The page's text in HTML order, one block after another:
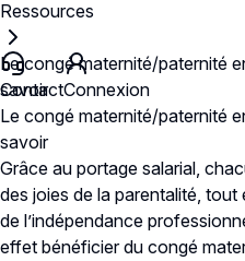
ContactConnexion
Ressources
Le congé maternité/paternité
savoir
Le congé maternité/paternité
savoir
Grâce au portage salarial,
des joies de la parentalité,
de l’indépendance
effet bénéficier du congé